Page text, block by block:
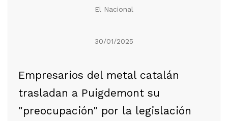
El Nacional
30/01/2025
Empresarios del metal catalán
trasladan a Puigdemont su
"preocupación" por la legislación